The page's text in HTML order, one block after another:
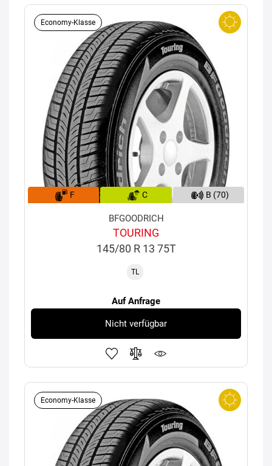
Economy-Klasse
F C B (70)
BFGOODRICH
TOURING
145/80 R 13 75T
TL
Auf Anfrage
Nicht verfügbar
Economy-Klasse